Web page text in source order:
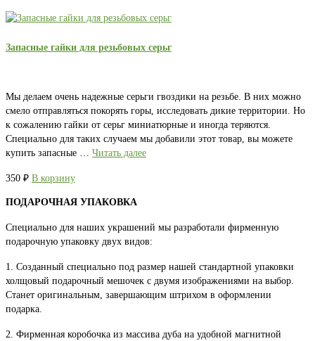
Запасные гайки для резьбовых серьг
Мы делаем очень надежные серьги гвоздики на резьбе. В них можно
смело отправляться покорять горы, исследовать дикие территории. Но
к сожалению гайки от серьг миниатюрные и иногда теряются.
Специально для таких случаем мы добавили этот товар, вы можете
купить запасные … Читать далее
350 ₽ В корзину
ПОДАРОЧНАЯ УПАКОВКА
Специально для наших украшений мы разработали фирменную
подарочную упаковку двух видов:
1. Созданный специально под размер нашей стандартной упаковки
холщовый подарочный мешочек с двумя изображениями на выбор.
Станет оригинальным, завершающим штрихом в оформлении
подарка.
2. Фирменная коробочка из массива дуба на удобной магнитной